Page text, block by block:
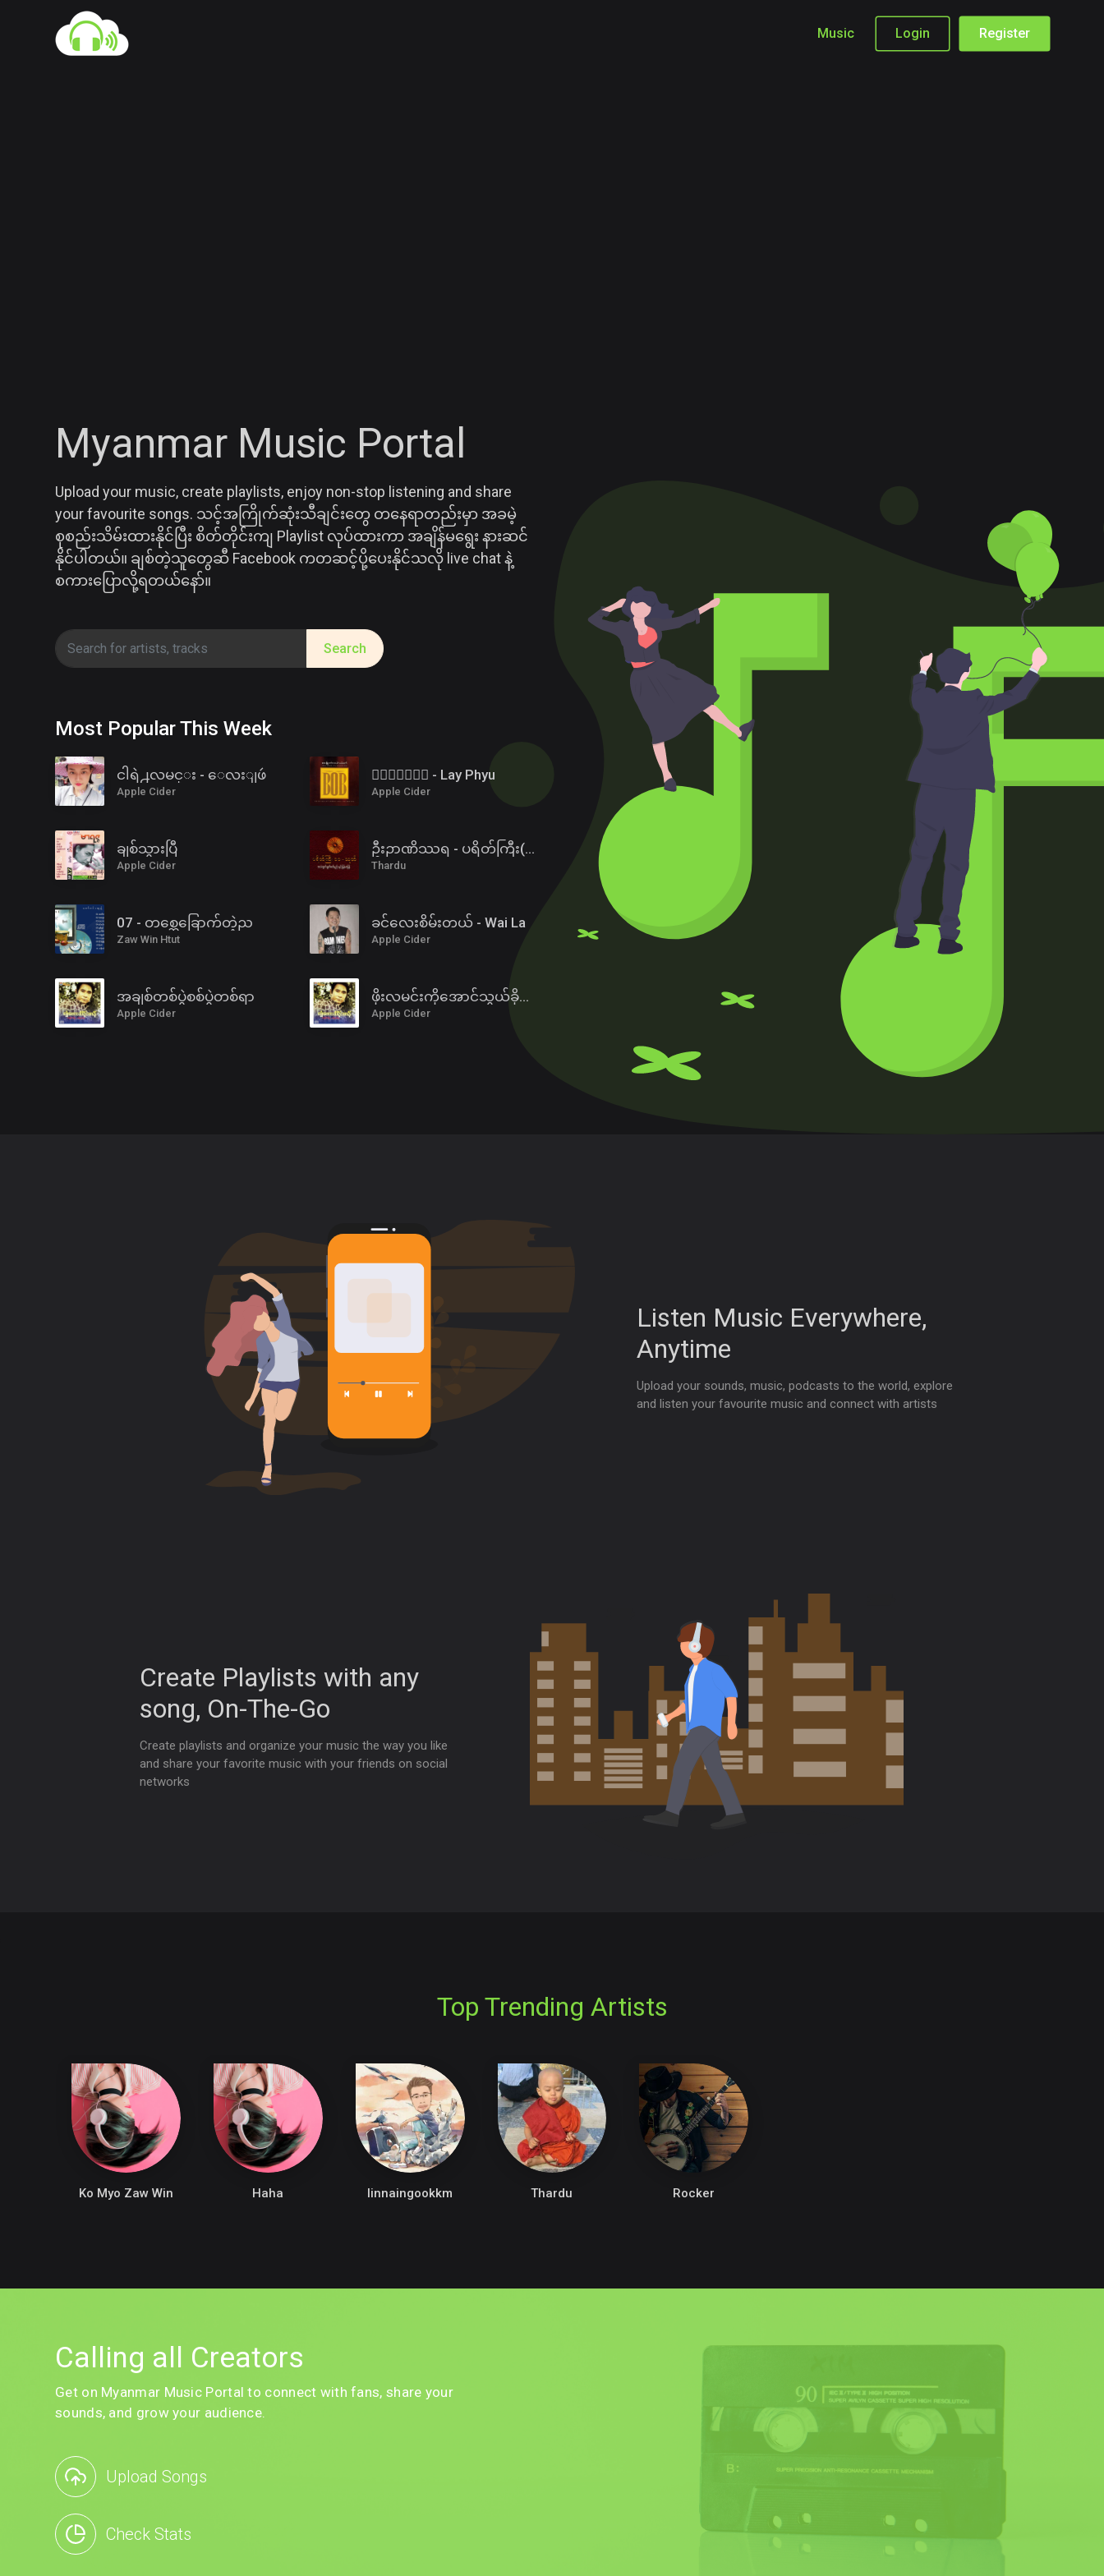
Music Login Register
Myanmar Music Portal
Upload your music, create playlists, enjoy non-stop listening and share
your favourite songs. သင့်အကြိုက်ဆုံးသီချင်းတွေ တနေရာတည်းမှာ အခမဲ့
စုစည်းသိမ်းထားနိုင်ပြီး စိတ်တိုင်းကျ Playlist လုပ်ထားကာ အချိန်မရွေး နားဆင်
နိုင်ပါတယ်။ ချစ်တဲ့သူတွေဆီ Facebook ကတဆင့်ပို့ပေးနိုင်သလို live chat နဲ့
စကားပြောလို့ရတယ်နော်။
Search
Most Popular This Week
ငါရဲ႕လမင္း - ေလးျဖဴ
Apple Cider
၀ိေရာဓိ - Lay Phyu
Apple Cider
ချစ်သွားပြီ
Apple Cider
ဦးဉာဏိဿရ - ပရိတ်ကြီး(၁၁)သုတ်၊ ပါဠိအနက် (၂)
Thardu
07 - တစ္ဆေခြောက်တဲ့ည
Zaw Win Htut
ခင်လေးစိမ်းတယ် - Wai La
Apple Cider
အချစ်တစ်ပွဲစစ်ပွဲတစ်ရာ
Apple Cider
ဖိုးလမင်းကိုအောင်သွယ်ခိုင်းမယ်
Apple Cider
Listen Music Everywhere,
Anytime
Upload your sounds, music, podcasts to the world, explore
and listen your favourite music and connect with artists
Create Playlists with any
song, On-The-Go
Create playlists and organize your music the way you like
and share your favorite music with your friends on social
networks
Top Trending Artists
Ko Myo Zaw Win Haha linnaingookkm Thardu Rocker
Calling all Creators
Get on Myanmar Music Portal to connect with fans, share your
sounds, and grow your audience.
Upload Songs
Check Stats